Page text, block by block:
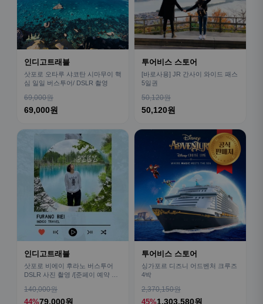
인디고트래블
삿포로 오타루 샤코탄 시마무이 핵
심 일일 버스투어/ DSLR 촬영
69,000원
69,000원
투어비스 스토어
[바로사용] JR 간사이 와이드 패스
5일권
50,120원
50,120원
인디고트래블
삿포로 비에이 후라노 버스투어
DSLR 사진 촬영 /[준페이 예약 식
140,000원
44%79,000원
투어비스 스토어
싱가포르 디즈니 어드벤처 크루즈
4박
2,370,150원
45%1,303,580원